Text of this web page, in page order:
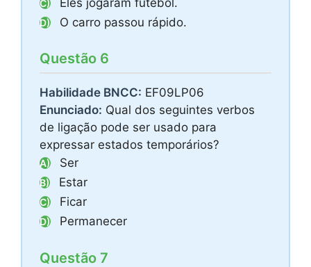
C)
D) O carro passou rápido.
Questão 6
Habilidade BNCC: EF09LP06
Enunciado: Qual dos seguintes verbos
de ligação pode ser usado para
expressar estados temporários?
A) Ser
B) Estar
C) Ficar
D) Permanecer
Questão 7